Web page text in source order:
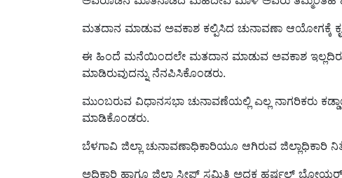
ಮತದಾನ ಮಾಡುವ ಅವಕಾಶ ಕಲ್ಪಿಸಿದ ಚುನಾವಣಾ ಆಯೋಗಕ್ಕೆ‌
ಈ ಹಿಂದೆ ಮನೆಯಿಂದಲೇ ಮತದಾನ‌ ಮಾಡುವ ಅವಕಾಶ
ಮಾಡಿರುವುದನ್ನು ನೆನಪಿಸಿಕೊಂಡರು.
ಮುಂಬರುವ ವಿಧಾನಸಭಾ ಚುನಾವಣೆಯಲ್ಲಿ ಎಲ್ಲ ನಾಗರಿಕರು
ಮಾಡಿಕೊಂಡರು.
ಅಧಿಕಾರಿ ಹಾಗೂ ಜಿಲ್ಲಾ ಸ್ವೀಪ್ ಸಮಿತಿ ಅಧಕ್ಷ ಹರ್ಷಲ್ ಭೋಯರ್,